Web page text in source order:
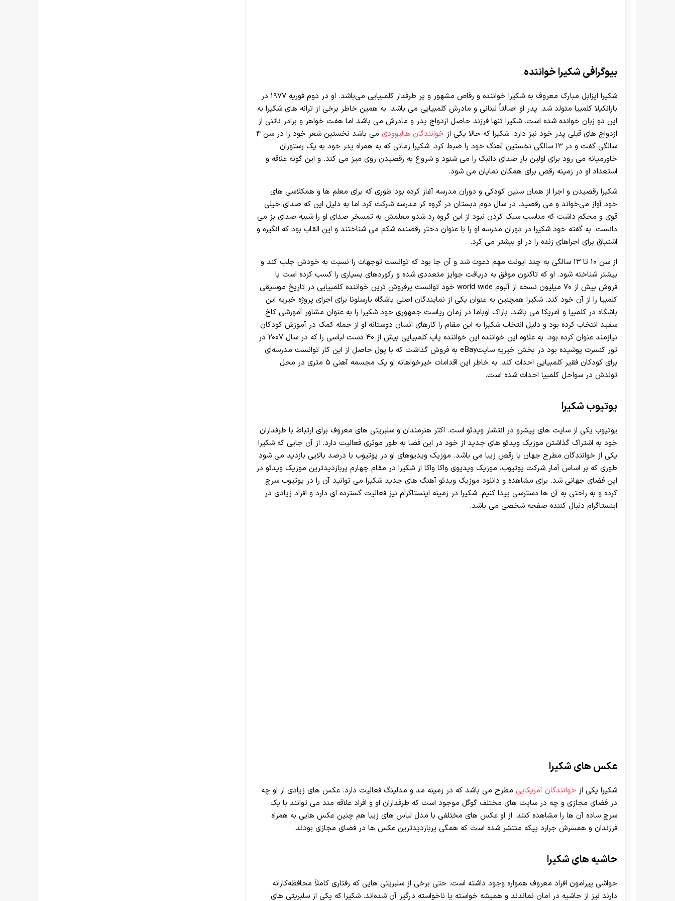
30 تا 50 درصد شارژ هدیه بیشتر فقط با ثبت نام در هات بت
بیوگرافی شکیرا خواننده
شکیرا ایزابل مبارک معروف به شکیرا خواننده و رقاص مشهور و پر طرفدار کلمبیایی می‌باشد. او در دوم فوریه ۱۹۷۷ در
بارانکیلا کلمبیا متولد شد. پدر او اصالتاً لبنانی و مادرش کلمبیایی می باشد. به همین خاطر برخی از ترانه های شکیرا به
این دو زبان خوانده شده است. شکیرا تنها فرزند حاصل ازدواج پدر و مادرش می باشد اما هفت خواهر و برادر ناتنی از
ازدواج های قبلی پدر خود نیز دارد. شکیرا که حالا یکی از خوانندگان هالیوودی
می باشد نخستین شعر خود را در سن ۴
سالگی گفت و در ۱۳ سالگی نخستین آهنگ خود را ضبط کرد. شکیرا زمانی که به همراه پدر خود به یک رستوران
خاورمیانه می رود برای اولین بار صدای دانبک را می شنود و شروع به رقصیدن روی میز می کند. و این گونه علاقه و
استعداد او در زمینه رقص برای همگان نمایان می شود.
شکیرا رقصیدن و اجرا از همان سنین کودکی و دوران مدرسه آغاز کرده بود طوری که برای معلم ها و همکلاسی های
خود آواز می‌خواند و می رقصید. در سال دوم دبستان در گروه کر مدرسه شرکت کرد اما به دلیل این که صدای خیلی
قوی و محکم داشت که مناسب سبک کردن نبود از این گروه رد شدو معلمش به تمسخر صدای او را شبیه صدای بز می
دانست. به گفته خود شکیرا در دوران مدرسه او را با عنوان دختر رقصنده شکم می شناختند و این القاب بود که انگیزه و
اشتیاق برای اجراهای زنده را در او بیشتر می کرد.
از سن ۱۰ تا ۱۳ سالگی به چند ایونت مهم دعوت شد و آن جا بود که توانست توجهات را نسبت به خودش جلب کند و
بیشتر شناخته شود. او که تاکنون موفق به دریافت جوایز متعددی شده و رکوردهای بسیاری را کسب کرده است با
فروش بیش از ۷۰ میلیون نسخه از آلبوم world wide خود توانست پرفروش ترین خواننده کلمبیایی در تاریخ موسیقی
کلمبیا را از آن خود کند. شکیرا همچنین به عنوان یکی از نمایندگان اصلی باشگاه بارسلونا برای اجرای پروژه خیریه این
باشگاه در کلمبیا و آمریکا می باشد. باراک اوباما در زمان ریاست جمهوری خود شکیرا را به عنوان مشاور آموزشی کاخ
سفید انتخاب کرده بود و دلیل انتخاب شکیرا به این مقام را کارهای انسان دوستانه او از جمله کمک در آموزش کودکان
نیازمند عنوان کرده بود. به علاوه این خواننده این خواننده پاپ کلمبیایی بیش از ۴۰ دست لباسی را که در سال ۲۰۰۷ در
تور کنسرت پوشیده بود در بخش خیریه سایتeBay به فروش گذاشت که با پول حاصل از این کار توانست مدرسه‌ای
برای کودکان فقیر کلمبیایی احداث کند. به خاطر این اقدامات خیرخواهانه او یک مجسمه آهنی ۵ متری در محل
تولدش در سواحل کلمبیا احداث شده است.
یوتیوب شکیرا
یوتیوب یکی از سایت های پیشرو در انتشار ویدئو است. اکثر هنرمندان و سلبریتی های معروف برای ارتباط با طرفداران
خود به اشتراک گذاشتن موزیک ویدئو های جدید از خود در این فضا به طور موثری فعالیت دارد. از آن جایی که شکیرا
یکی از خوانندگان مطرح جهان با رقص زیبا می باشد. موزیک ویدیوهای او در یوتیوب با درصد بالایی بازدید می شود
طوری که بر اساس آمار شرکت یوتیوب، موزیک ویدیوی واکا واکا از شکیرا در مقام چهارم پربازدیدترین موزیک ویدئو در
این فضای جهانی شد. برای مشاهده و دانلود موزیک ویدئو آهنگ های جدید شکیرا می توانید آن را در یوتیوب سرچ
کرده و به راحتی به آن ها دسترسی پیدا کنیم. شکیرا در زمینه اینستاگرام نیز فعالیت گسترده ای دارد و افراد زیادی در
اینستاگرام دنبال کننده صفحه شخصی می باشد.
عکس های شکیرا
شکیرا یکی از خوانندگان آمریکایی مطرح می باشد که در زمینه مد و مدلینگ فعالیت دارد. عکس های زیادی از او چه
در فضای مجازی و چه در سایت های مختلف گوگل موجود است که طرفداران او و افراد علاقه مند می ‌توانند با یک
سرچ ساده آن ها را مشاهده کنند. از او عکس های مختلفی با مدل لباس های زیبا هم چنین عکس هایی به همراه
فرزندان و همسرش جرارد پیکه منتشر شده است که همگی پربازدیدترین عکس ها در فضای مجازی بودند.
حاشیه های شکیرا
حواشی پیرامون افراد معروف همواره وجود داشته است. حتی برخی از سلبریتی هایی که رفتاری کاملاً محافظه‌کارانه
دارند نیز از حاشیه در امان نماندند و همیشه خواسته یا ناخواسته درگیر آن شده‌اند. شکیرا که یکی از سلبریتی های